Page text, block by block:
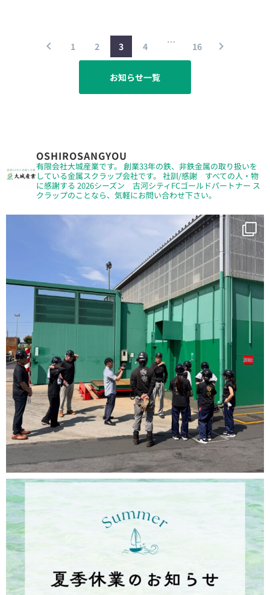
1 2 3 4 … 16
お知らせ一覧
OSHIROSANGYOU
有限会社大城産業です。 創業33年の鉄、非鉄金属の取り扱いを
している金属スクラップ会社です。 社訓/感謝 すべての人・物
に感謝する 2026シーズン 古河シティFCゴールドパートナー ス
クラップのことなら、気軽にお問い合わせ下さい。